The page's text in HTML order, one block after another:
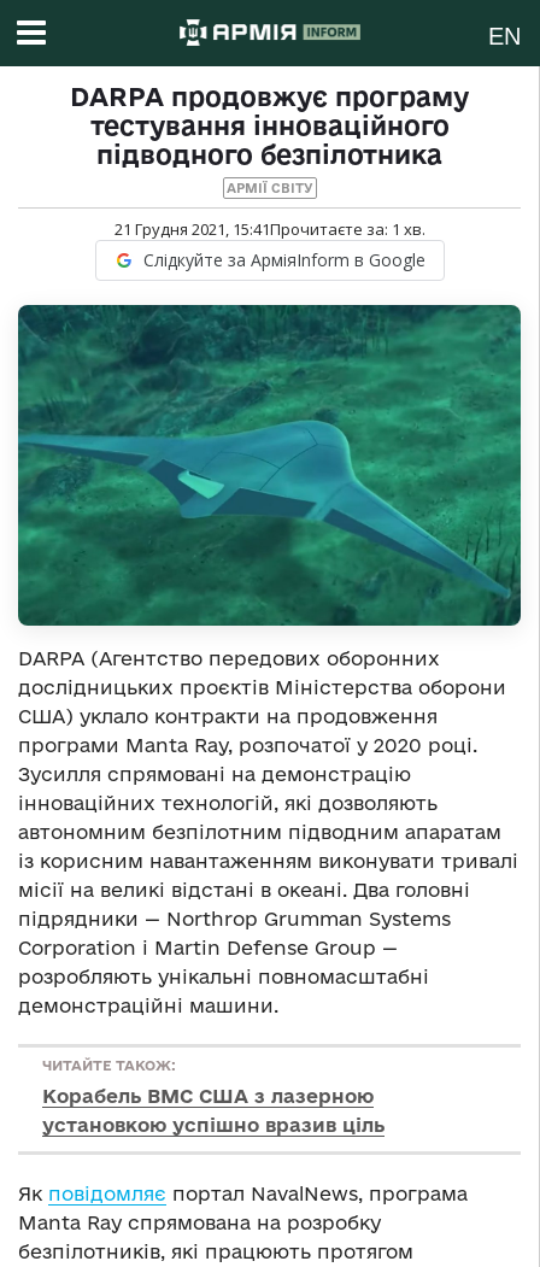
EN
DARPA продовжує програму
тестування інноваційного
підводного безпілотника
АРМІЇ СВІТУ
21 Грудня 2021, 15:41Прочитаєте за: 1 хв.
Слідкуйте за АрміяInform в Google
DARPA (Агентство передових оборонних
дослідницьких проєктів Міністерства оборони
США) уклало контракти на продовження
програми Manta Ray, розпочатої у 2020 році.
Зусилля спрямовані на демонстрацію
інноваційних технологій, які дозволяють
автономним безпілотним підводним апаратам
із корисним навантаженням виконувати тривалі
місії на великі відстані в океані. Два головні
підрядники — Northrop Grumman Systems
Corporation і Martin Defense Group —
розробляють унікальні повномасштабні
демонстраційні машини.
ЧИТАЙТЕ ТАКОЖ:
Корабель ВМС США з лазерною
установкою успішно вразив ціль
Як повідомляє портал NavalNews, програма
Manta Ray спрямована на розробку
безпілотників, які працюють протягом